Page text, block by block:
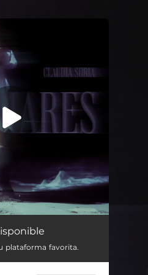
Llantos)
02:37
plataforma favorita.